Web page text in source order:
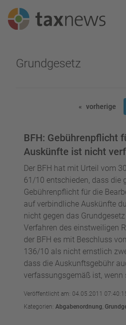
Seminare
Grundgesetz
vorherige
BFH: Gebührenpflicht
Auskünfte ist nicht
Der BFH hat mit Urteil vom
61/10 entschieden, dass die
Gebührenpflicht für die
auf verbindliche Auskünfte
nicht gegen das
Verfahren des einstweiligen
der BFH es mit Beschluss
136/10 als nicht ernstlich
dass die Auskunftsgebühr
verfassungsgemäß ist, wenn
Veröffentlicht am: 04.05.2011
Kategorien: Abgabenordnung,